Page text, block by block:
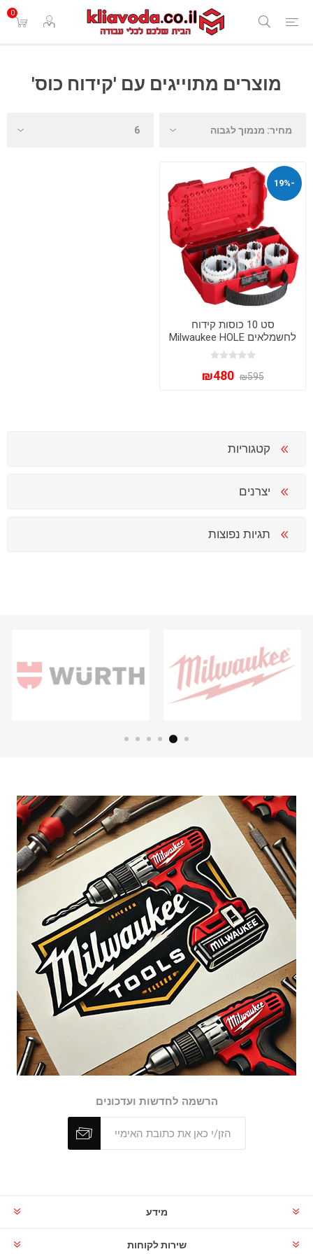
0
מוצרים מתוייגים עם 'קידוח כוס'
-19%
סט 10 כוסות קידוח
לחשמלאים Milwaukee HOLE
4095 - כולל מזוודת
PACKOUT
₪595
₪480
קטגוריות
יצרנים
תגיות נפוצות
הרשמה לחדשות ועדכונים
מידע
שירות לקוחות